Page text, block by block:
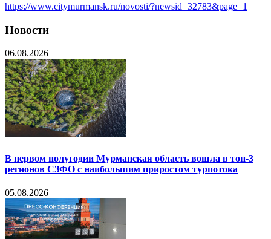
https://www.citymurmansk.ru/novosti/?newsid=32783&page=1
Новости
06.08.2026
В первом полугодии Мурманская область вошла в топ-3
регионов СЗФО с наибольшим приростом турпотока
05.08.2026